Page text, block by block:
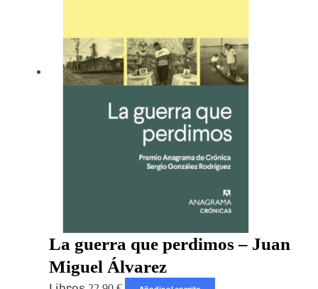
La guerra que perdimos – Juan
Miguel Álvarez